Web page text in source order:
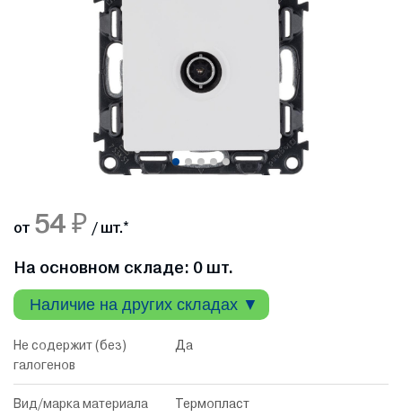
от 54 ₽ / шт.*
На основном складе: 0 шт.
Наличие на других складах ▼
Не содержит (без)
галогенов
Да
Вид/марка материала Термопласт